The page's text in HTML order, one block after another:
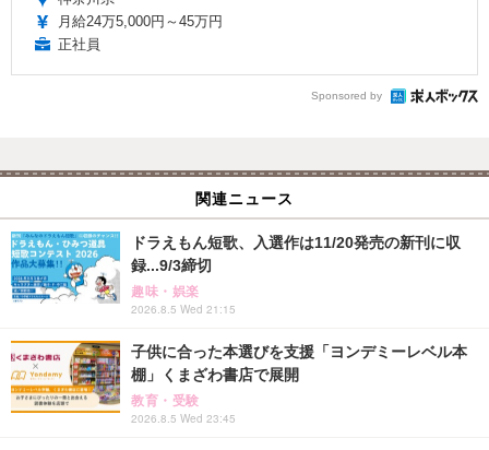
月給24万5,000円～45万円
正社員
Sponsored by
関連ニュース
ドラえもん短歌、入選作は11/20発売の新刊に収
録...9/3締切
趣味・娯楽
2026.8.5 Wed 21:15
子供に合った本選びを支援「ヨンデミーレベル本
棚」くまざわ書店で展開
教育・受験
2026.8.5 Wed 23:45